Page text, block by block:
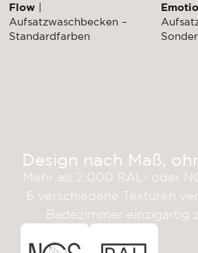
Flow
Aufsatzwaschbecken –
Standardfarben
Design nach Maß,
Mehr als 2.000 RAL- oder
6 verschiedene Texturen
Badezimmer einzigartig